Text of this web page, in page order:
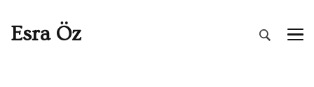
Esra Öz